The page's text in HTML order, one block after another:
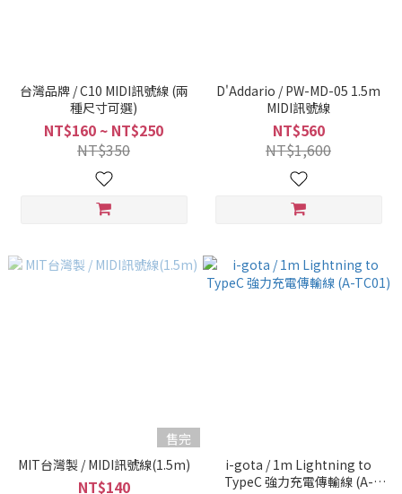
台灣品牌 / C10 MIDI訊號線 (兩
種尺寸可選)
NT$160 ~ NT$250
NT$350
D'Addario / PW-MD-05 1.5m
MIDI訊號線
NT$560
NT$1,600
售完
MIT台灣製 / MIDI訊號線(1.5m)
NT$140
i-gota / 1m Lightning to
TypeC 強力充電傳輸線 (A-